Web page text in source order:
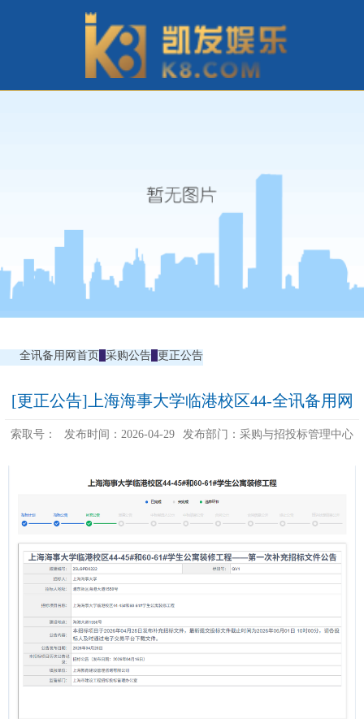
全讯备用网首页 采购公告 更正公告
[更正公告]上海海事大学临港校区44-全讯备用网
索取号： 发布时间：2026-04-29 发布部门：采购与招投标管理中心